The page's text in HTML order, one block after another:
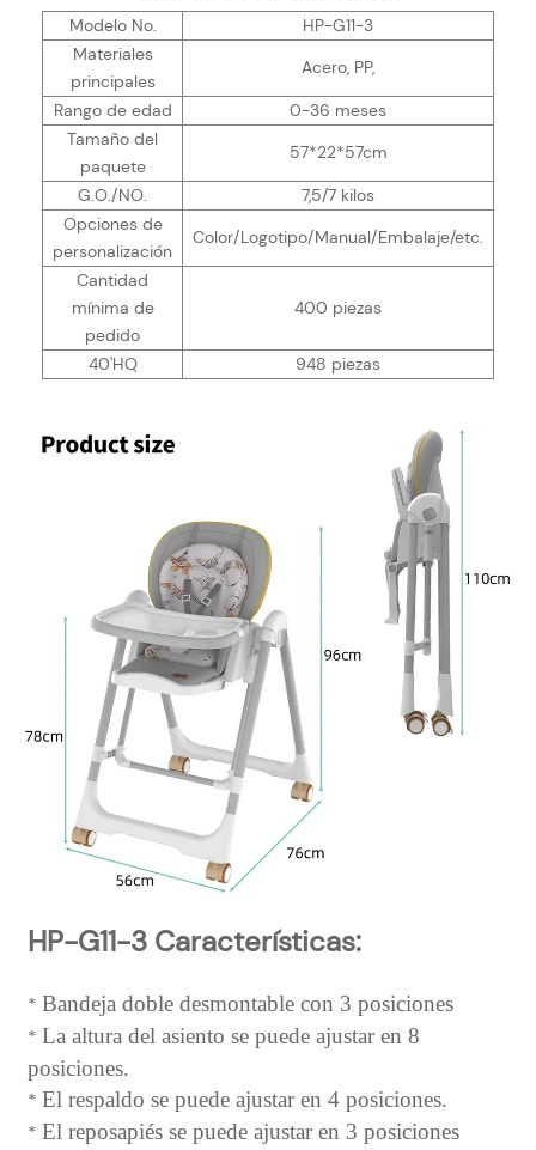
Modelo No.
HP-G11-3
Materiales
principales
Acero, PP,
Rango de edad
0-36 meses
Tamaño del
paquete
57*22*57cm
G.O./NO.
7,5/7 kilos
Opciones de
personalización
Color/Logotipo/Manual/Embalaje/etc.
Cantidad
mínima de
pedido
400 piezas
40'HQ 948 piezas
HP-G11-3 Características:
*Bandeja doble desmontable con 3 posiciones
*La altura del asiento se puede ajustar en 8
posiciones.
*El respaldo se puede ajustar en 4 posiciones.
*El reposapiés se puede ajustar en 3 posiciones